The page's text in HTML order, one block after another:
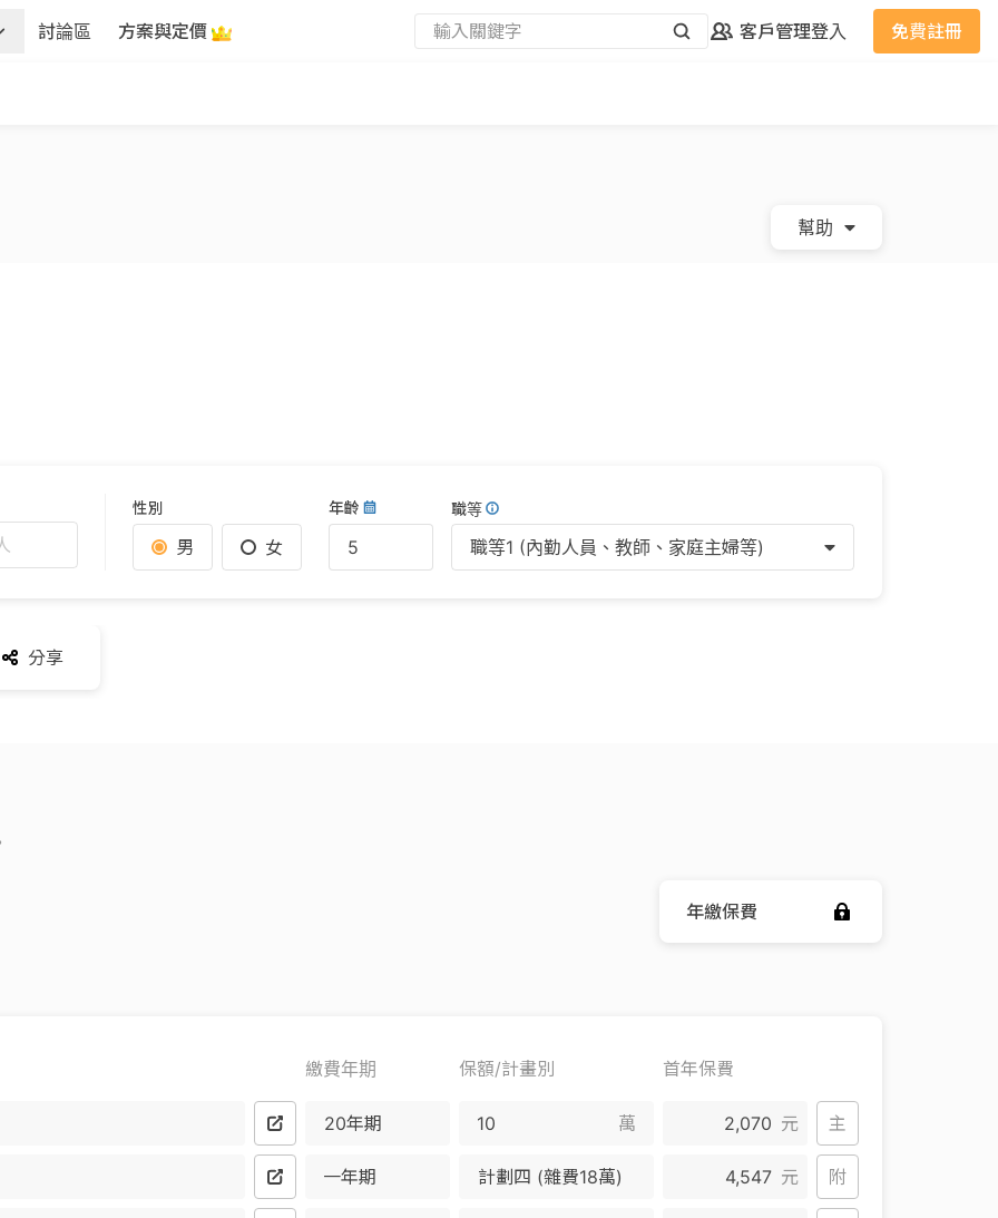
討論區 方案與定價 客戶管理登入 免費註冊
幫助
性別
男 女
年齡 職等
職等1 (內勤人員、教師、家庭主婦等)
分享
年繳保費
繳費年期 保額/計畫別 首年保費
20年期 萬 2,070 元 主
一年期 計劃四 (雜費18萬) 4,547 元 附